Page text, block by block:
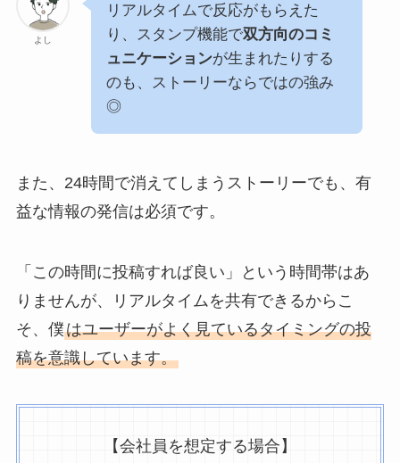
よし
リアルタイムで反応がもらえた
り、スタンプ機能で双方向のコミ
ュニケーションが生まれたりする
のも、ストーリーならではの強み
◎
また、24時間で消えてしまうストーリーでも、有
益な情報の発信は必須です。
「この時間に投稿すれば良い」という時間帯はあ
りませんが、リアルタイムを共有できるからこ
そ、僕はユーザーがよく見ているタイミングの投
稿を意識しています。
【会社員を想定する場合】